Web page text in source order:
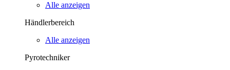
Alle anzeigen
Händlerbereich
Alle anzeigen
Pyrotechniker